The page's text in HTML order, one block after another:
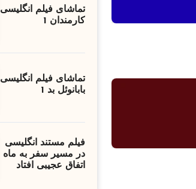
تماشای فیلم انگلیسی
کارمندان 1
تماشای فیلم انگلیسی
بابانوئل بد 1
فیلم مستند انگلیسی
در مسیر سفر به ماه
اتفاق عجیبی افتاد